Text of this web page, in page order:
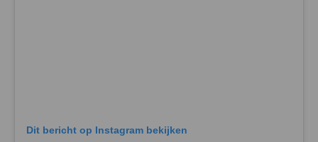
Dit bericht op Instagram bekijken